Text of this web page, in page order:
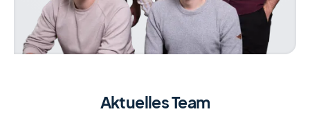
Aktuelles Team